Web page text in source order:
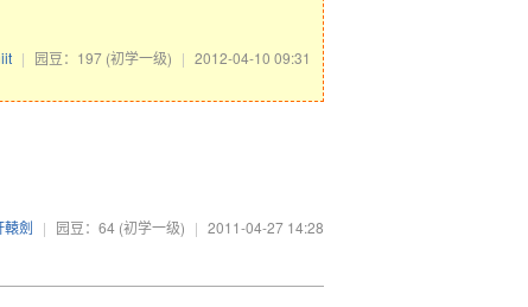
| 园豆：197 (初学一级) | 2012-04-10 09:31
轅劍 | 园豆：64 (初学一级) | 2011-04-27 14:28